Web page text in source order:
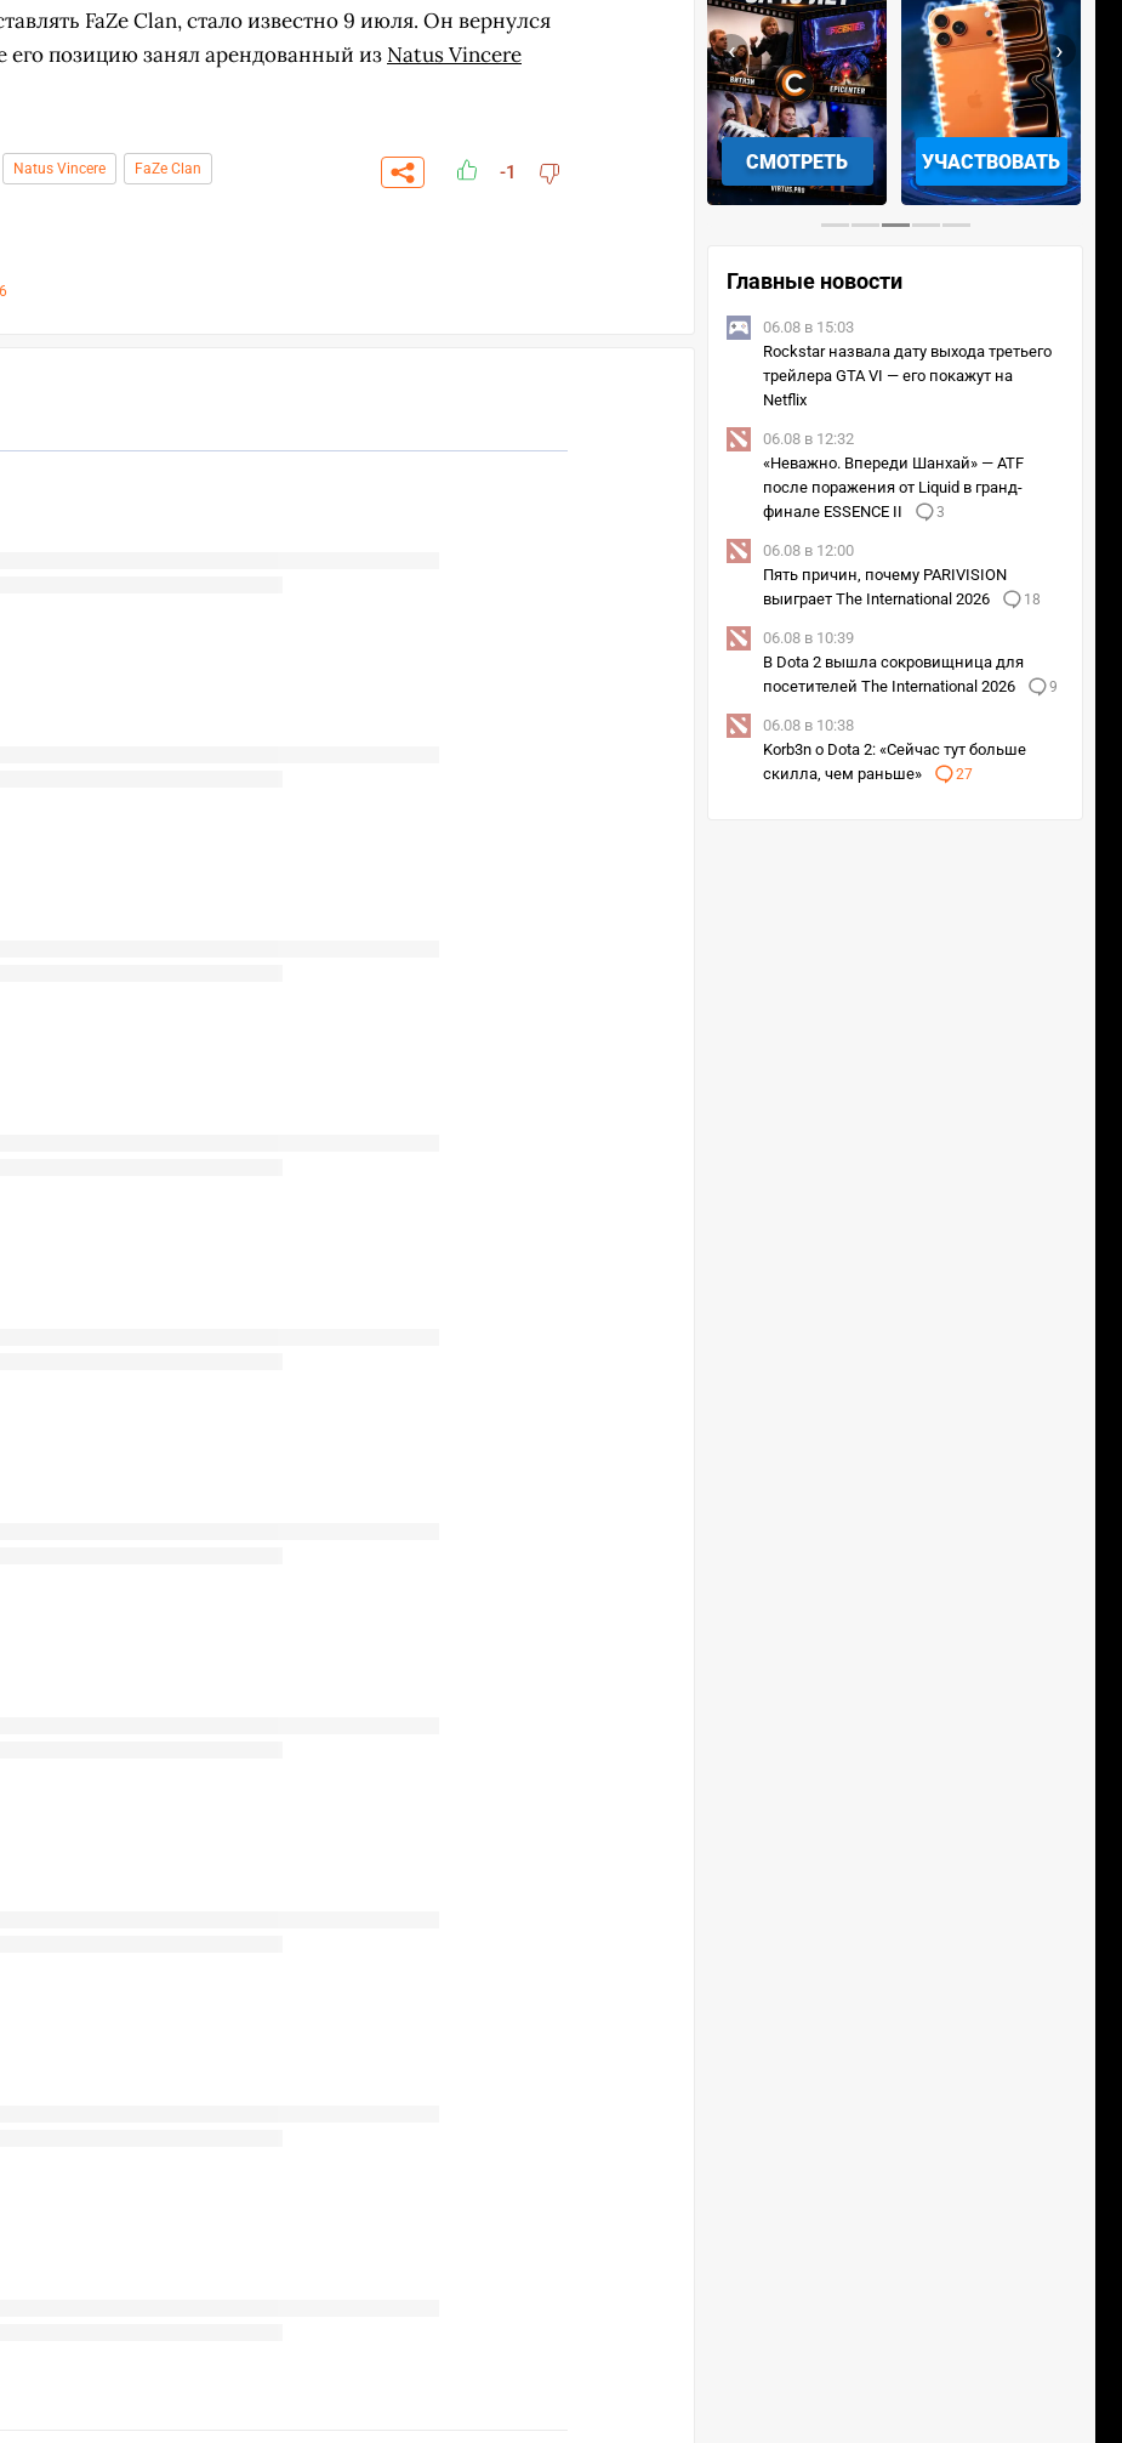
FaZe Clan, стало известно 9 июля. Он вернулся
его позицию занял арендованный из Natus Vincere
Natus Vincere FaZe Clan -1
ЗАБРАТЬ
СКАЧАТЬ НА
ANDROID
СМОТРЕТЬ УЧАСТВОВАТЬ
‹ ›
Главные новости
06.08 в 15:03
Rockstar назвала дату выхода третьего
трейлера GTA VI — его покажут на
Netflix
06.08 в 12:32
«Неважно. Впереди Шанхай» — ATF
после поражения от Liquid в гранд-
финале ESSENCE II
3
06.08 в 12:00
Пять причин, почему PARIVISION
выиграет The International 2026
18
06.08 в 10:39
В Dota 2 вышла сокровищница для
посетителей The International 2026
9
06.08 в 10:38
Korb3n о Dota 2: «Сейчас тут больше
скилла, чем раньше»
27